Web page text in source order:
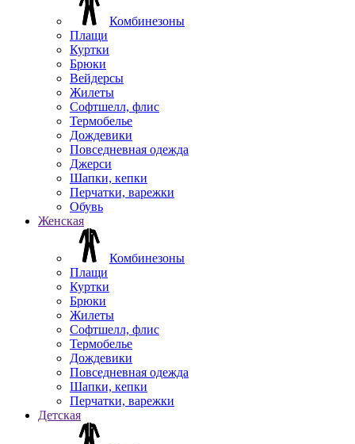
Комбинезоны
Плащи
Куртки
Брюки
Вейдерсы
Жилеты
Софтшелл, флис
Термобелье
Дождевики
Повседневная одежда
Джерси
Шапки, кепки
Перчатки, варежки
Обувь
Женская
Комбинезоны
Плащи
Куртки
Брюки
Жилеты
Софтшелл, флис
Термобелье
Дождевики
Повседневная одежда
Шапки, кепки
Перчатки, варежки
Детская